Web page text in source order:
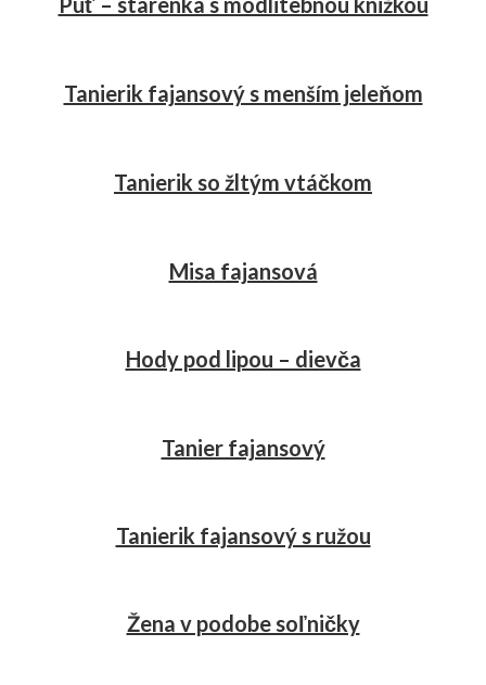
Tanierik fajansový s menším jeleňom
Tanierik so žltým vtáčkom
Misa fajansová
Hody pod lipou – dievča
Tanier fajansový
Tanierik fajansový s ružou
Žena v podobe soľničky